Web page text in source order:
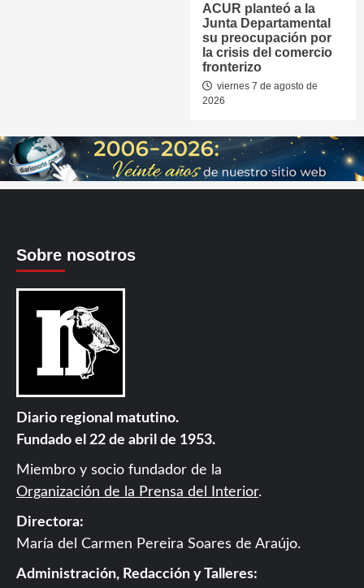
ACUR planteó a la
Junta Departamental
su preocupación por
la crisis del comercio
fronterizo
viernes 7 de agosto de
2026
Sobre nosotros
Diario regional matutino.
Fundado el 22 de abril de 1953.
Miembro y socio fundador de la
Organización de la Prensa del Interior.
Directora:
María del Carmen Pereira Soares de Araújo.
Administración, Redacción y Talleres: